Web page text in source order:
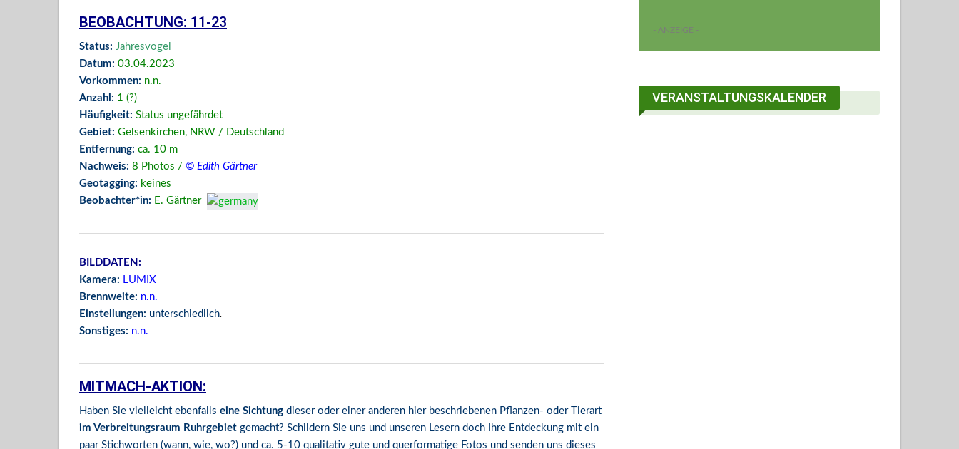
BEOBACHTUNG: 11-23
Status: Jahresvogel
Datum: 03.04.2023
Vorkommen: n.n.
Anzahl: 1 (?)
Häufigkeit: Status ungefährdet
Gebiet: Gelsenkirchen, NRW / Deutschland
Entfernung: ca. 10 m
Nachweis: 8 Photos / © Edith Gärtner
Geotagging: keines
Beobachter*in: E. Gärtner
BILDDATEN:
Kamera: LUMIX
Brennweite: n.n.
Einstellungen: unterschiedlich.
Sonstiges: n.n.
MITMACH-AKTION:
Haben Sie vielleicht ebenfalls eine Sichtung dieser oder einer anderen hier beschriebenen Pflanzen- oder Tierart
im Verbreitungsraum Ruhrgebiet gemacht? Schildern Sie uns und unseren Lesern doch Ihre Entdeckung mit ein
paar Stichworten (wann, wie, wo?) und ca. 5-10 qualitativ gute und querformatige Fotos und senden uns dieses
- ANZEIGE -
VERANSTALTUNGSKALENDER